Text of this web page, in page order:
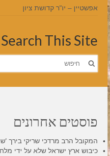
אפשטיין – יו"ר קדושת ציון
Search This Site חפש באתר
חפש
פוסטים אחרונים
המקובל הרב מרדכי שריקי בירך
כיבוש ארץ ישראל שלא על ידי